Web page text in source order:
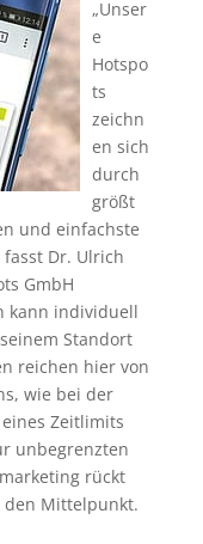
„Unser
e
Hotspo
ts
zeichn
en sich
durch
größt
und einfachste
Dr. Ulrich
GmbH
kann individuell
Standort
reichen hier von
wie bei der
Zeitlimits
unbegrenzten
rückt
Mittelpunkt.